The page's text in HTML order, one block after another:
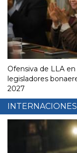
Ofensiva de LLA
legisladores
2027
INTERNACIONES